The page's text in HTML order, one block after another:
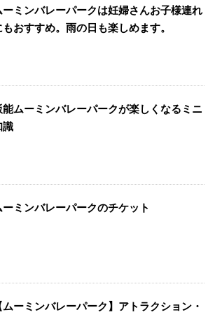
ーミンバレーパークは妊婦さんお子様連れ
もおすすめ。雨の日も楽しめます。
能ムーミンバレーパークが楽しくなるミニ
識
ーミンバレーパークのチケット
ムーミンバレーパーク】アトラクション・